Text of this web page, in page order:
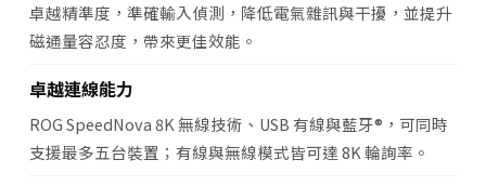
卓越精準度，準確輸入偵測，降低電氣雜訊與干擾，並提升
磁通量容忍度，帶來更佳效能。
卓越連線能力
ROG SpeedNova 8K 無線技術、USB 有線與藍牙®，可同時
支援最多五台裝置；有線與無線模式皆可達 8K 輪詢率。